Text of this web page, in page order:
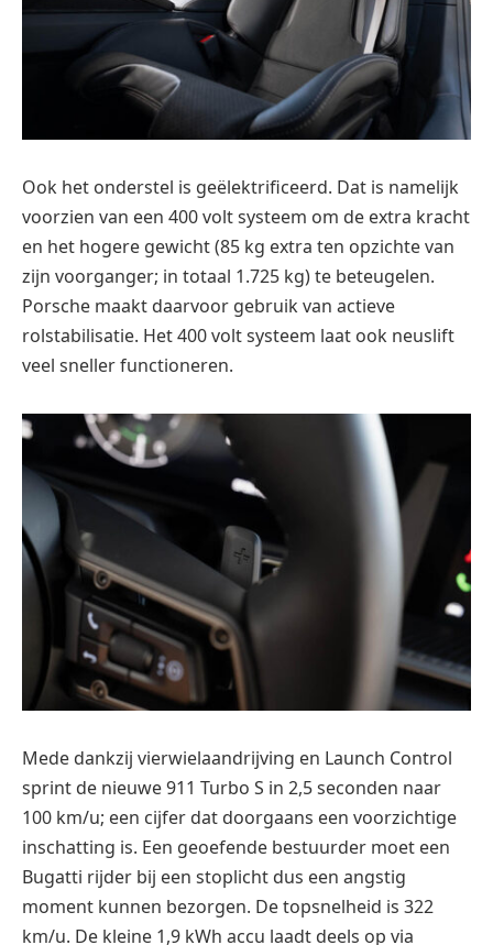
Ook het onderstel is geëlektrificeerd. Dat is namelijk
voorzien van een 400 volt systeem om de extra kracht
en het hogere gewicht (85 kg extra ten opzichte van
zijn voorganger; in totaal 1.725 kg) te beteugelen.
Porsche maakt daarvoor gebruik van actieve
rolstabilisatie. Het 400 volt systeem laat ook neuslift
veel sneller functioneren.
Mede dankzij vierwielaandrijving en Launch Control
sprint de nieuwe 911 Turbo S in 2,5 seconden naar
100 km/u; een cijfer dat doorgaans een voorzichtige
inschatting is. Een geoefende bestuurder moet een
Bugatti rijder bij een stoplicht dus een angstig
moment kunnen bezorgen. De topsnelheid is 322
km/u. De kleine 1,9 kWh accu laadt deels op via